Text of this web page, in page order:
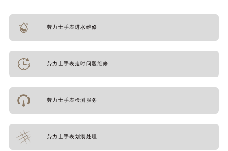
劳力士手表进水维修
劳力士手表走时问题维修
劳力士手表检测服务
劳力士手表划痕处理